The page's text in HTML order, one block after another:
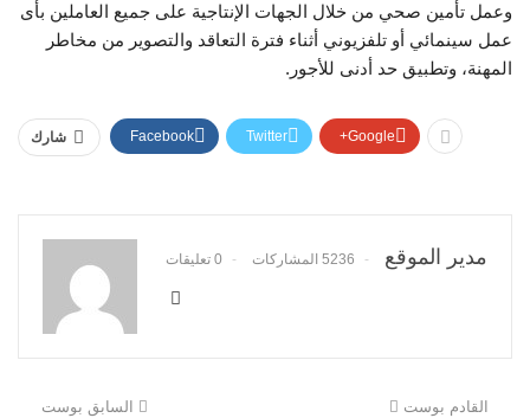
وعمل تأمين صحي من خلال الجهات الإنتاجية على جميع العاملين بأى
عمل سينمائي أو تلفزيوني أثناء فترة التعاقد والتصوير من مخاطر
المهنة، وتطبيق حد أدنى للأجور.
شارك Facebook Twitter Google+
مدير الموقع 5236 المشاركات 0 تعليقات
السابق بوست القادم بوست